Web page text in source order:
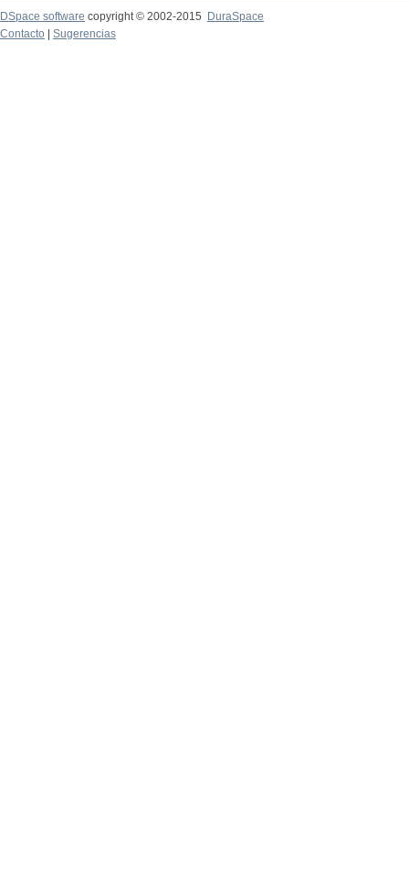
DSpace software copyright © 2002-2015
DuraSpace
Contacto
Sugerencias